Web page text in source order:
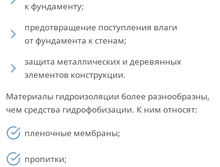
к фундаменту;
предотвращение поступления влаги
от фундамента к стенам;
защита металлических и деревянных
элементов конструкции.
Материалы гидроизоляции более разнообразны,
чем средства гидрофобизации. К ним относят:
пленочные мембраны;
пропитки;